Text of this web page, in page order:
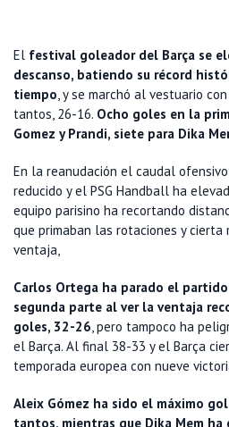
El festival goleador del Barça se
descanso, batiendo su récord
tiempo, y se marchó al vestuario
tantos, 26-16. Ocho goles en la
Gomez y Prandi, siete para Dika
En la reanudación el caudal
reducido y el PSG Handball ha
equipo parisino ha recortando
que primaban las rotaciones y
ventaja,
Carlos Ortega ha parado el
segunda parte al ver la ventaja
goles, 32-26, pero tampoco ha
el Barça. Al final 38-33 y el Barça
temporada europea con nueve
Aleix Gómez ha sido el máximo
tantos, mientras que Dika Mem ha